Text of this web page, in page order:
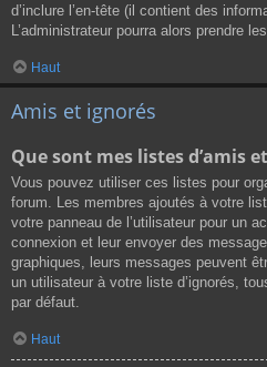
d’inclure l’en-tête (il contient des
L’administrateur pourra alors prendre
Haut
Amis et ignorés
Que sont mes listes d’amis
Vous pouvez utiliser ces listes pour
forum. Les membres ajoutés à votre
votre panneau de l’utilisateur pour un
connexion et leur envoyer des
graphiques, leurs messages peuvent
un utilisateur à votre liste d’ignorés,
par défaut.
Haut